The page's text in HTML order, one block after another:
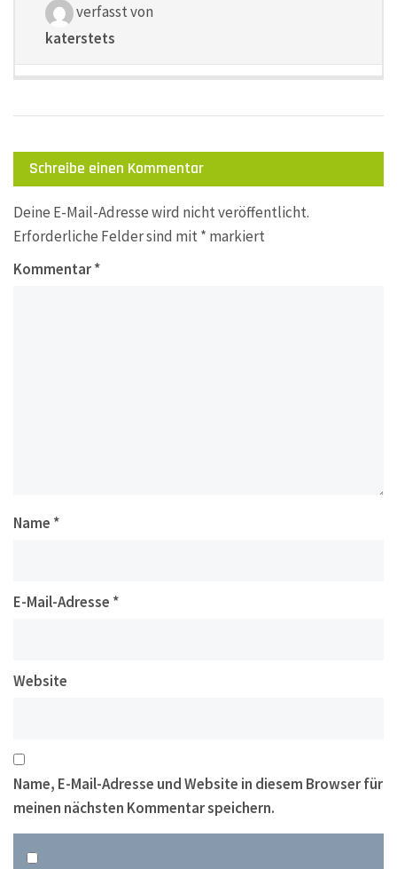
verfasst von
katerstets
Schreibe einen Kommentar
Deine E-Mail-Adresse wird nicht veröffentlicht.
Erforderliche Felder sind mit* markiert
Kommentar*
Name *
E-Mail-Adresse *
Website
Name, E-Mail-Adresse und Website in diesem Browser für
meinen nächsten Kommentar speichern.